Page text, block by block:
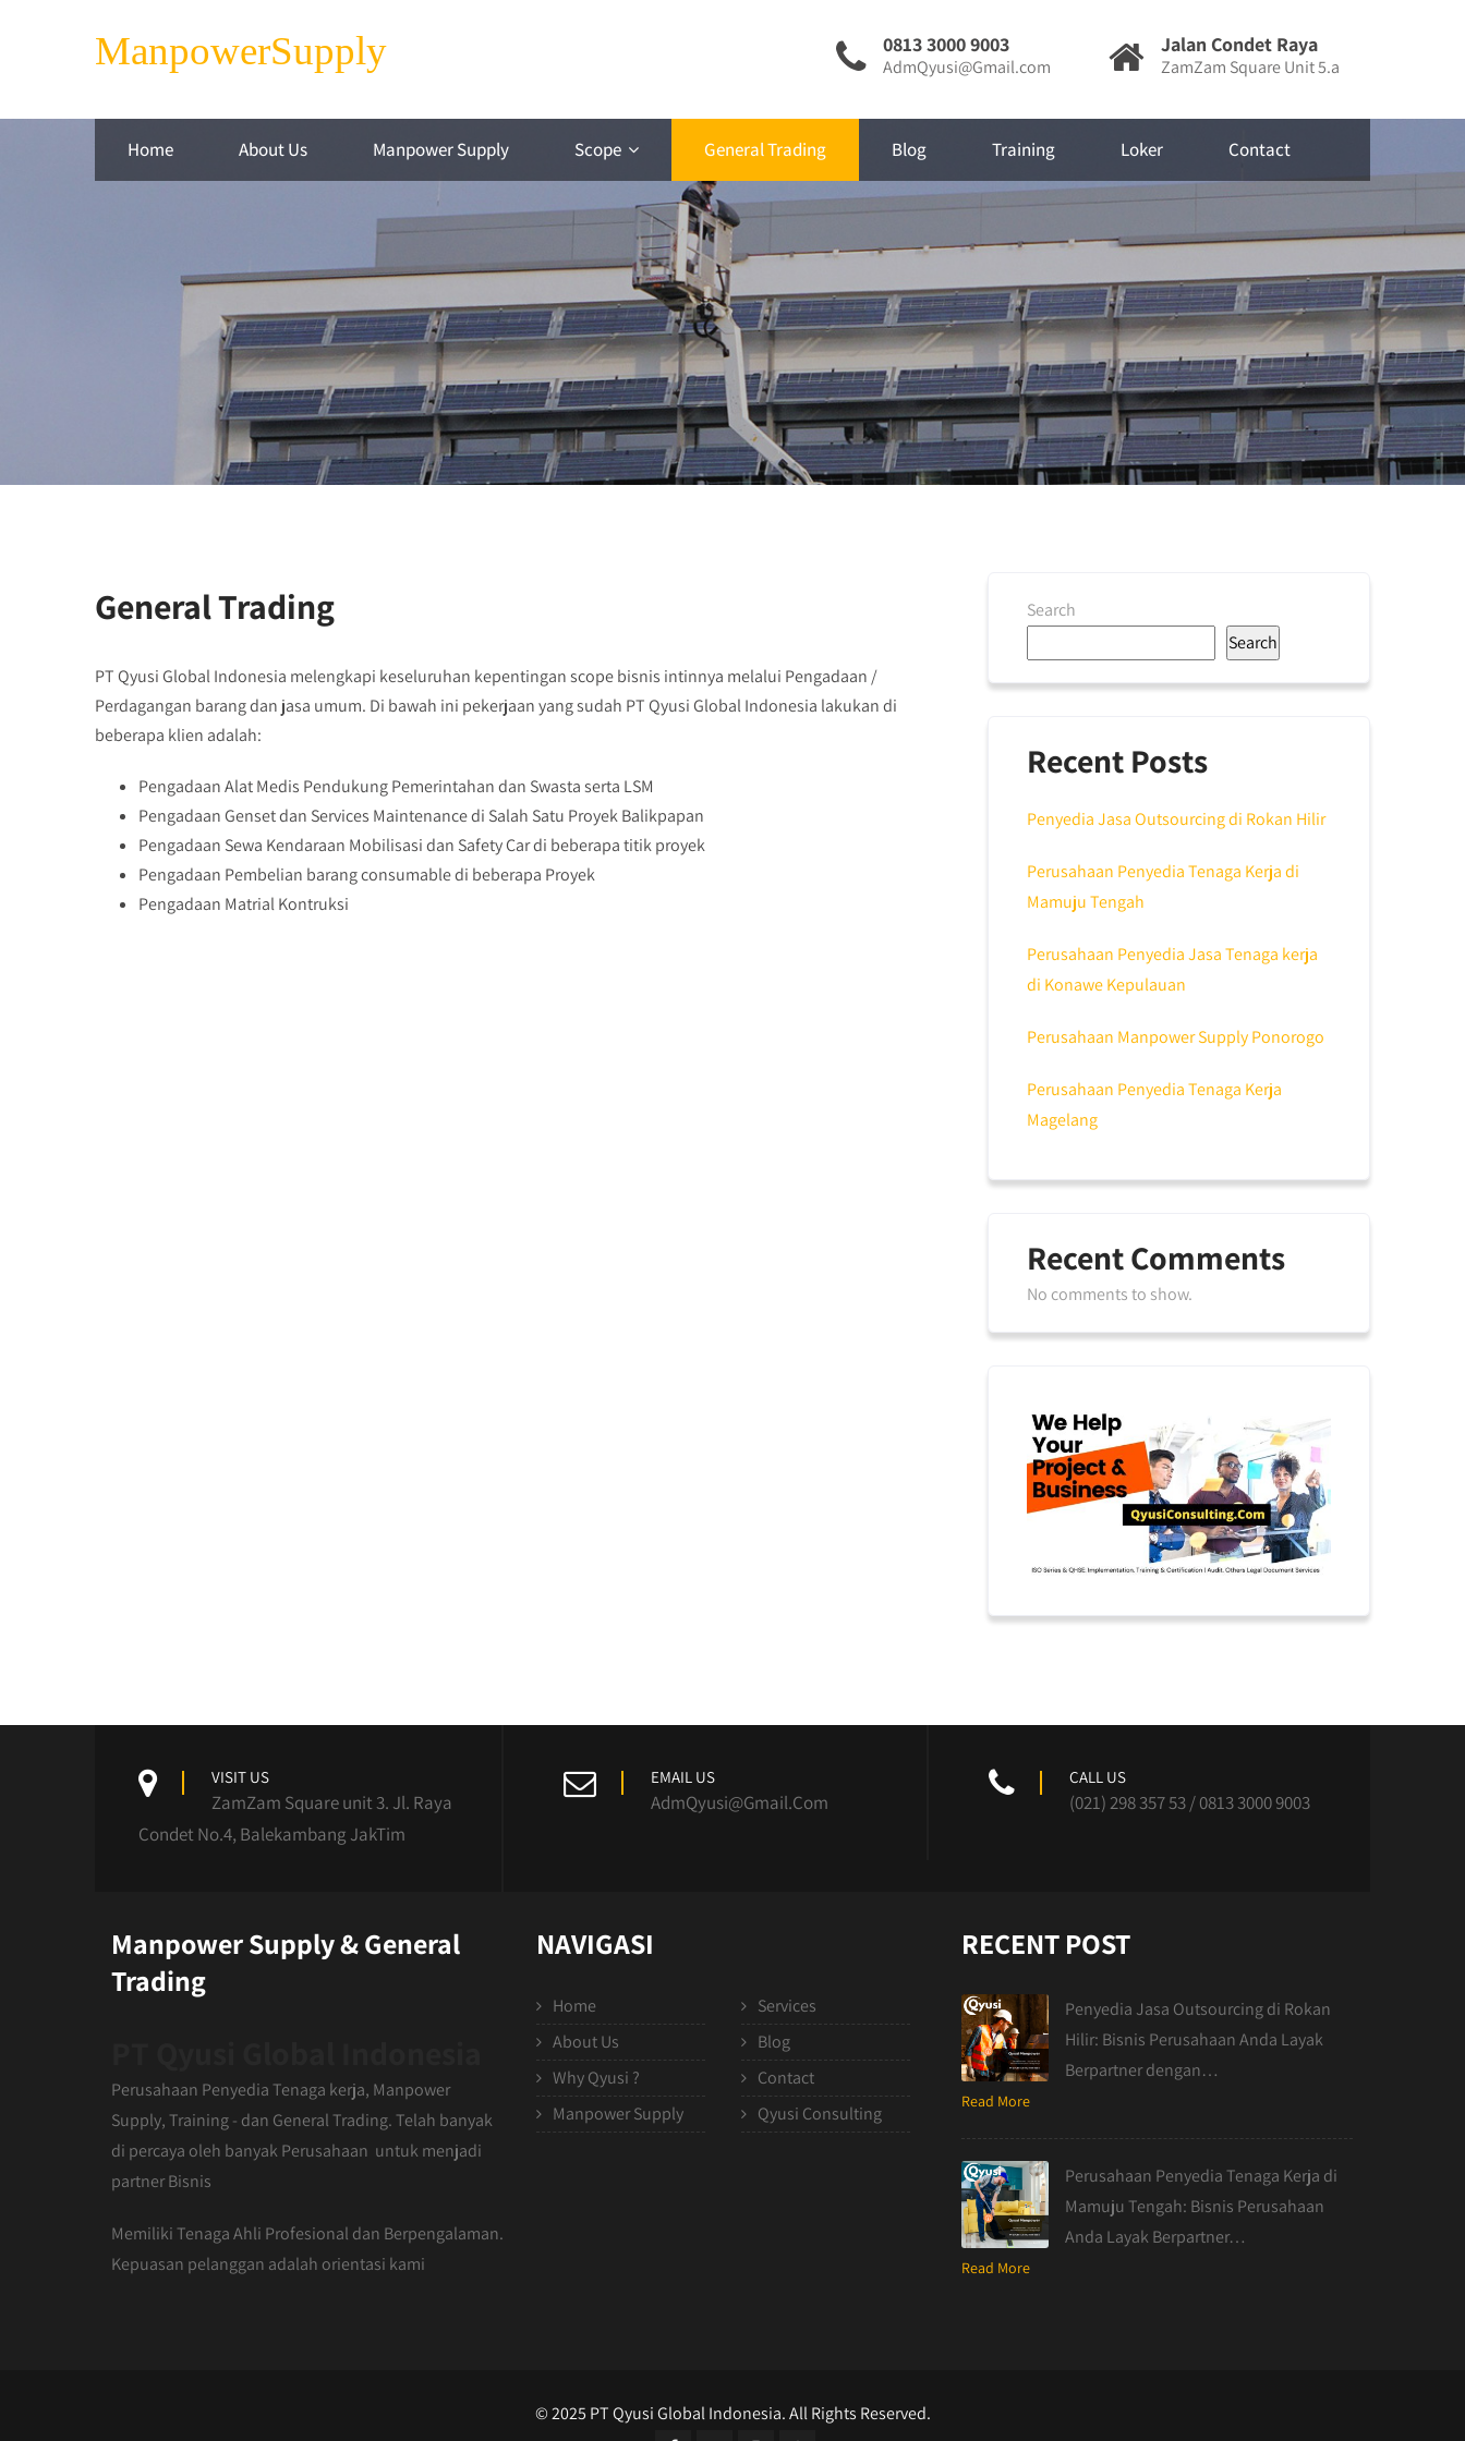
ManpowerSupply 0813 3000 9003
AdmQyusi@Gmail.com
Jalan Condet Raya
ZamZam Square Unit 5.a
Home About Us Manpower Supply Scope General Trading Blog Training Loker Contact
General Trading
PT Qyusi Global Indonesia melengkapi keseluruhan kepentingan scope bisnis intinnya melalui Pengadaan /
Perdagangan barang dan jasa umum. Di bawah ini pekerjaan yang sudah PT Qyusi Global Indonesia lakukan di
beberapa klien adalah:
Pengadaan Alat Medis Pendukung Pemerintahan dan Swasta serta LSM
Pengadaan Genset dan Services Maintenance di Salah Satu Proyek Balikpapan
Pengadaan Sewa Kendaraan Mobilisasi dan Safety Car di beberapa titik proyek
Pengadaan Pembelian barang consumable di beberapa Proyek
Pengadaan Matrial Kontruksi
Search
Search
Recent Posts
Penyedia Jasa Outsourcing di Rokan Hilir
Perusahaan Penyedia Tenaga Kerja di
Mamuju Tengah
Perusahaan Penyedia Jasa Tenaga kerja
di Konawe Kepulauan
Perusahaan Manpower Supply Ponorogo
Perusahaan Penyedia Tenaga Kerja
Magelang
Recent Comments
No comments to show.
VISIT US
ZamZam Square unit 3. Jl. Raya
Condet No.4, Balekambang JakTim
EMAIL US
AdmQyusi@Gmail.Com
CALL US
(021) 298 357 53 / 0813 3000 9003
Manpower Supply & General
Trading
Perusahaan Penyedia Tenaga kerja, Manpower
Supply, Training - dan General Trading. Telah banyak
di percaya oleh banyak Perusahaan untuk menjadi
partner Bisnis
Memiliki Tenaga Ahli Profesional dan Berpengalaman.
Kepuasan pelanggan adalah orientasi kami
NAVIGASI
Home
About Us
Why Qyusi ?
Manpower Supply
Services
Blog
Contact
Qyusi Consulting
RECENT POST
Penyedia Jasa Outsourcing di Rokan
Hilir: Bisnis Perusahaan Anda Layak
Berpartner dengan…
Read More
Perusahaan Penyedia Tenaga Kerja di
Mamuju Tengah: Bisnis Perusahaan
Anda Layak Berpartner…
Read More
© 2025 PT Qyusi Global Indonesia. All Rights Reserved.